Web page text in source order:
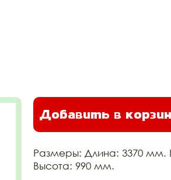
Добавить в
Размеры: Длина: 3370
Высота: 990 мм.